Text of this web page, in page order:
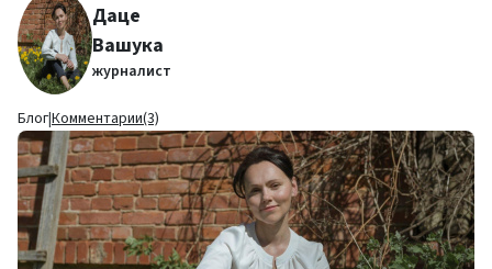
Даце
Вашука
журналист
Блог|Комментарии(3)